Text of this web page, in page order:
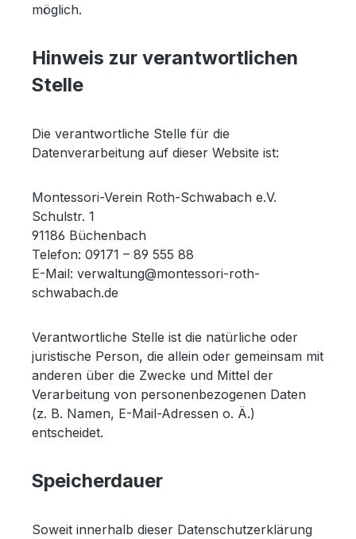
möglich.
Hinweis zur verantwortlichen
Stelle
Die verantwortliche Stelle für die
Datenverarbeitung auf dieser Website ist:
Montessori-Verein Roth-Schwabach e.V.
Schulstr. 1
91186 Büchenbach
Telefon: 09171 – 89 555 88
E-Mail: verwaltung@montessori-roth-
schwabach.de
Verantwortliche Stelle ist die natürliche oder
juristische Person, die allein oder gemeinsam mit
anderen über die Zwecke und Mittel der
Verarbeitung von personenbezogenen Daten
(z. B. Namen, E-Mail-Adressen o. Ä.)
entscheidet.
Speicherdauer
Soweit innerhalb dieser Datenschutzerklärung